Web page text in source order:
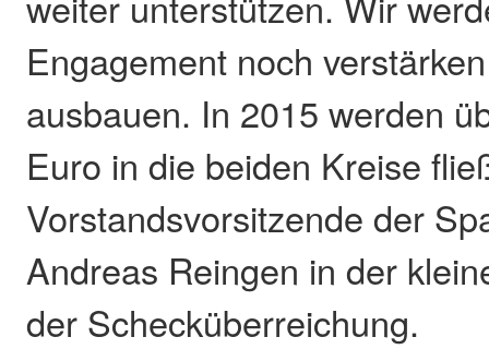
Engagement noch
ausbauen. In 2015 werden
Euro in die beiden Kreise
Vorstandsvorsitzende der
Andreas Reingen in der
der Schecküberreichung.